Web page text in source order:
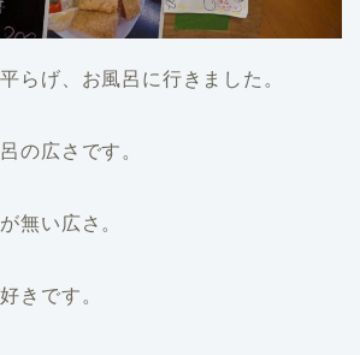
らげ、お風呂に行きました。
の広さです。
無い広さ。
きです。